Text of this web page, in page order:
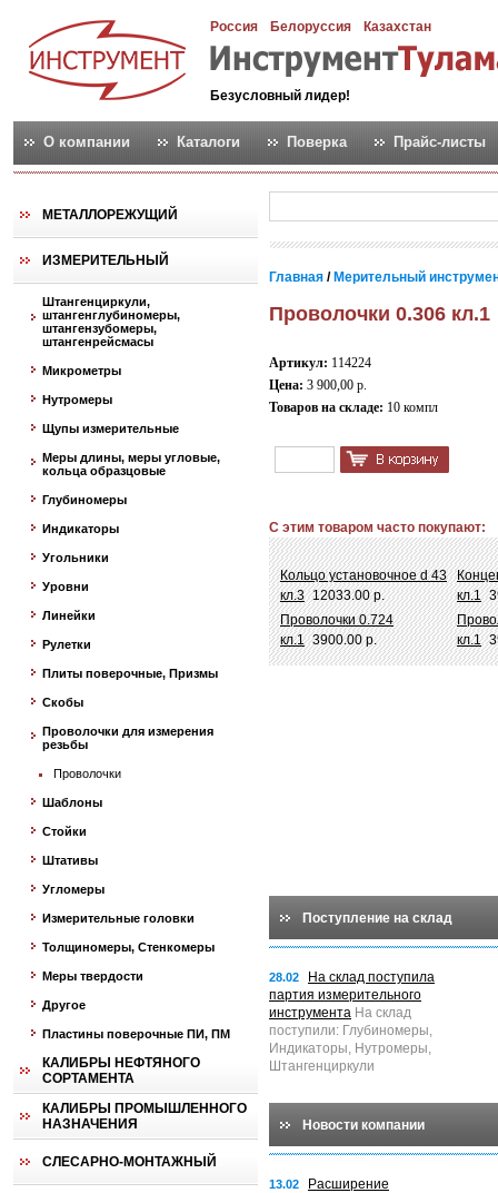
Россия Белоруссия Казахстан
Безусловный лидер!
О компании Каталоги Поверка Прайс-листы
МЕТАЛЛОРЕЖУЩИЙ
ИЗМЕРИТЕЛЬНЫЙ
Штангенциркули,
штангенглубиномеры,
штангензубомеры,
штангенрейсмасы
Микрометры
Нутромеры
Щупы измерительные
Меры длины, меры угловые,
кольца образцовые
Глубиномеры
Индикаторы
Угольники
Уровни
Линейки
Рулетки
Плиты поверочные, Призмы
Скобы
Проволочки для измерения
резьбы
Проволочки
Шаблоны
Стойки
Штативы
Угломеры
Измерительные головки
Толщиномеры, Стенкомеры
Меры твердости
Другое
Пластины поверочные ПИ, ПМ
КАЛИБРЫ НЕФТЯНОГО
СОРТАМЕНТА
КАЛИБРЫ ПРОМЫШЛЕННОГО
НАЗНАЧЕНИЯ
СЛЕСАРНО-МОНТАЖНЫЙ
Главная / Мерительный
Проволочки 0.306 кл.1
Артикул: 114224
Цена: 3 900,00 р.
Товаров на складе: 10 компл
С этим товаром часто покупают:
Кольцо установочное d 43
кл.3 12033.00 р.
кл.1
Проволочки 0.724
кл.1 3900.00 р.
кл.1
Поступление на склад
28.02
На склад поступила
партия измерительного
инструмента На склад
поступили: Глубиномеры,
Индикаторы, Нутромеры,
Штангенциркули
Новости компании
13.02
Расширение